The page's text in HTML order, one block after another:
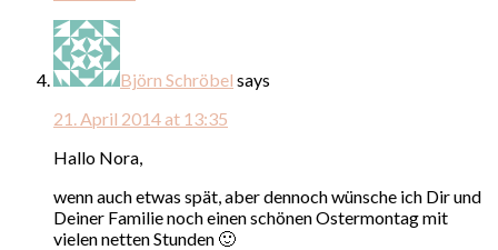
Björn Schröbel says
21. April 2014 at 13:35
Hallo Nora,
wenn auch etwas spät, aber dennoch wünsche ich Dir und
Deiner Familie noch einen schönen Ostermontag mit
vielen netten Stunden 🙂